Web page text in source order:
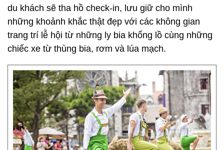
du khách sẽ tha hồ check-in, lưu giữ cho mình
những khoảnh khắc thật đẹp với các không gian
trang trí lễ hội từ những ly bia khổng lồ cùng những
chiếc xe từ thùng bia, rơm và lúa mạch.